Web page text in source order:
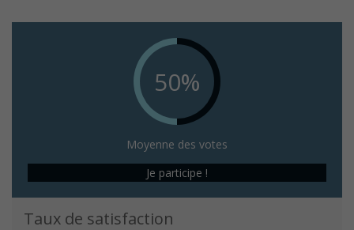
50%
Moyenne des votes
Je participe !
Taux de satisfaction